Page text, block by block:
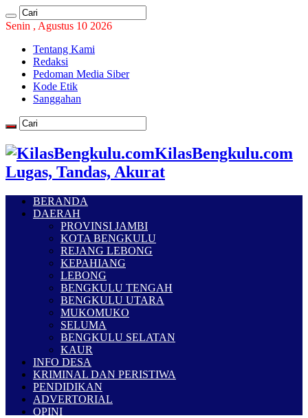
Senin , Agustus 10 2026
Tentang Kami
Redaksi
Pedoman Media Siber
Kode Etik
Sanggahan
KilasBengkulu.com
Lugas, Tandas, Akurat
BERANDA
DAERAH
PROVINSI JAMBI
KOTA BENGKULU
REJANG LEBONG
KEPAHIANG
LEBONG
BENGKULU TENGAH
BENGKULU UTARA
MUKOMUKO
SELUMA
BENGKULU SELATAN
KAUR
INFO DESA
KRIMINAL DAN PERISTIWA
PENDIDIKAN
ADVERTORIAL
OPINI